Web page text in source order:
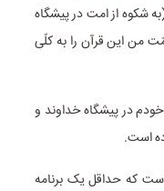
شکوه از امت در پیشگاه
من این قرآن را به کلّی
خودم در پیشگاه خداوند و
است.
که حداقل یک برنامه